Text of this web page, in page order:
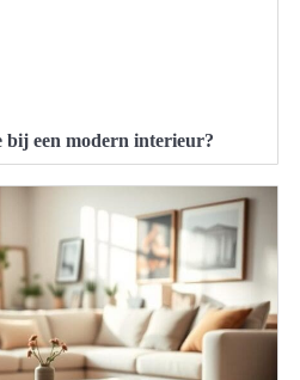
bij een modern interieur?